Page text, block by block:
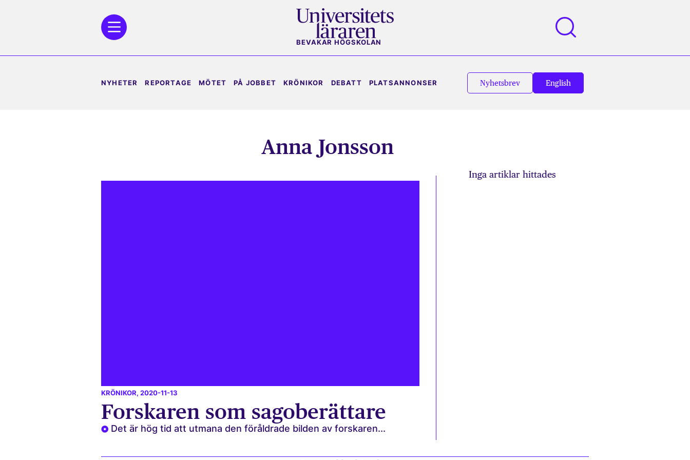
BEVAKAR HÖGSKOLAN
NYHETER REPORTAGE MÖTET PÅ JOBBET KRÖNIKOR DEBATT PLATSANNONSER Nyhetsbrev English
Anna Jonsson
KRÖNIKOR, 2020-11-13
Forskaren som sagoberättare
Det är hög tid att utmana den föråldrade bilden av forskaren...
Inga artiklar hittades